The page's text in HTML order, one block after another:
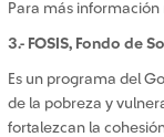
Para más información
3.- FOSIS, Fondo de
Es un programa del
de la pobreza y
fortalezcan la